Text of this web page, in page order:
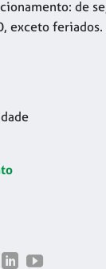
de
exceto feriados.